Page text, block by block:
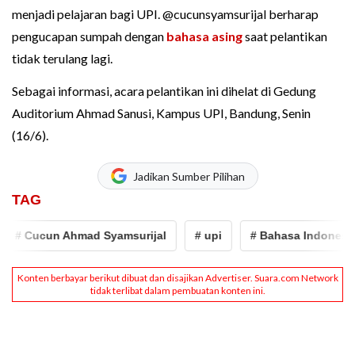
menjadi pelajaran bagi UPI. @cucunsyamsurijal berharap
pengucapan sumpah dengan bahasa asingsaat pelantikan
tidak terulang lagi.
Sebagai informasi, acara pelantikan ini dihelat di Gedung
Auditorium Ahmad Sanusi, Kampus UPI, Bandung, Senin
(16/6).
Jadikan Sumber Pilihan
TAG
Cucun Ahmad Syamsurijal # upi # Bahasa Indonesia